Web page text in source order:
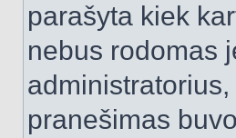
parašyta kiek
nebus rodomas
pranešimas